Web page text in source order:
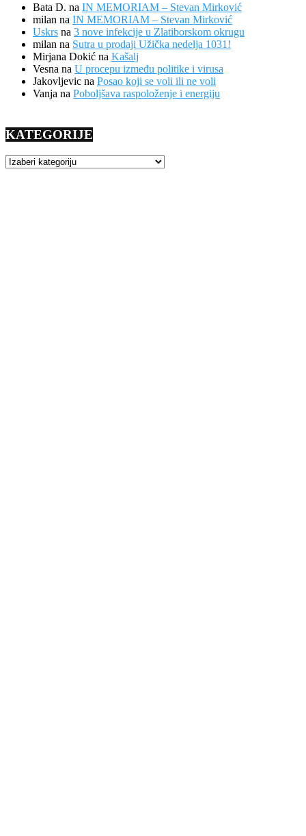
Bata D. na IN MEMORIAM – Stevan Mirković
milan na IN MEMORIAM – Stevan Mirković
Uskrs na 3 nove infekcije u Zlatiborskom okrugu
milan na Sutra u prodaji Užička nedelja 1031!
Mirjana Dokić na Kašalj
Vesna na U procepu između politike i virusa
Jakovljevic na Posao koji se voli ili ne voli
Vanja na Poboljšava raspoloženje i energiju
KATEGORIJE
KATEGORIJE